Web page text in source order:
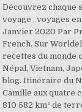
Découvrez chaque
voyage . voyages
Janvier 2020 Par
French. Sur
recettes du monde
Népal, Vietnam,
blog. Itinéraire du
Camille aux quatre
810 582 km² de